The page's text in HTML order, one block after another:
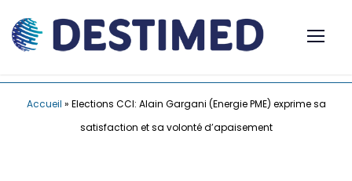
Accueil » Elections CCI: Alain Gargani (Energie PME) exprime sa
satisfaction et sa volonté d’apaisement